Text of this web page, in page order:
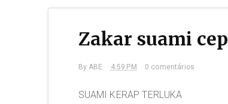
Zakar suami
By ABE 4:59 PM 0 comentários
SUAMI KERAP TERLUKA